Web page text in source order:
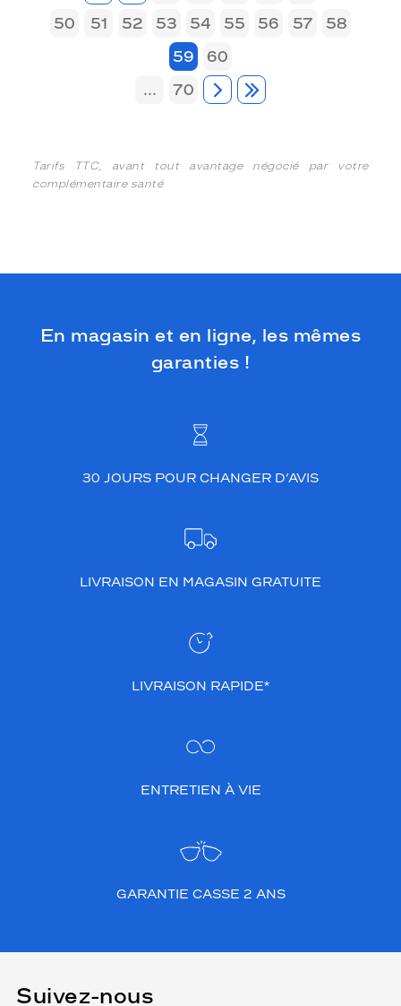
50
51 52 53 54 55 56 57
58
59
60
...
70
Tarifs TTC, avant tout avantage négocié par votre
complémentaire santé
En magasin et en ligne, les mêmes
garanties !
30 JOURS POUR CHANGER D’AVIS
LIVRAISON EN MAGASIN GRATUITE
LIVRAISON RAPIDE*
ENTRETIEN À VIE
GARANTIE CASSE 2 ANS
Suivez-nous